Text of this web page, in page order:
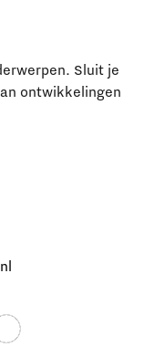
Sluit je
ontwikkelingen